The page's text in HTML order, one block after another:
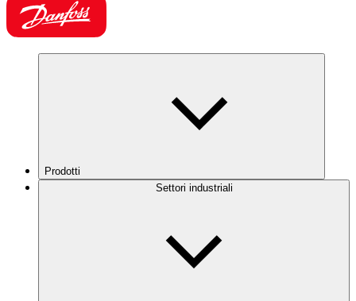
Prodotti
Settori industriali